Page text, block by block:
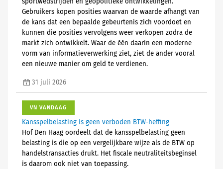
Gebruikers kopen posities waarvan de waarde afhangt van
de kans dat een bepaalde gebeurtenis zich voordoet en
kunnen die posities vervolgens weer verkopen zodra de
markt zich ontwikkelt. Waar de één daarin een moderne
vorm van informatieverwerking ziet, ziet de ander vooral
een nieuwe manier om geld te verdienen.
31 juli 2026
VN VANDAAG
Kansspelbelasting is geen verboden BTW-heffing
Hof Den Haag oordeelt dat de kansspelbelasting geen
belasting is die op een vergelijkbare wijze als de BTW op
handelstransacties drukt. Het fiscale neutraliteitsbeginsel
is daarom ook niet van toepassing.